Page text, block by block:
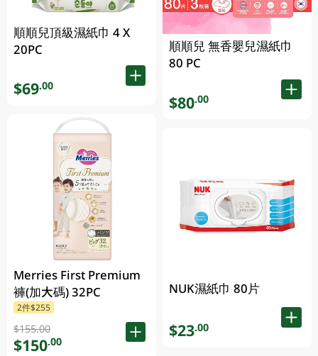
順順兒頂級濕紙巾 4 X
20PC
$69.00
Merries First Premium
褲(加大碼) 32PC
2件$255
$155.00
$150.00
順順兒 無香嬰兒濕紙巾
80 PC
$80.00
NUK濕紙巾 80片
$23.00